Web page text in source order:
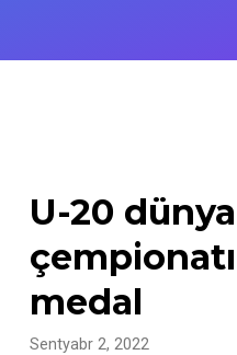
U-20 dünya
medal
Sentyabr 2, 2022